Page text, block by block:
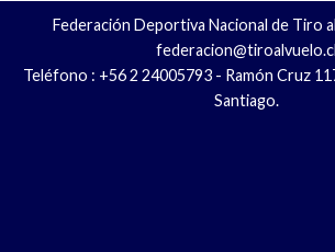
Federación Deportiva Nacional de Tiro
federacion@tiroalvuelo.cl
Teléfono : +56 2 24005793 - Ramón Cruz
Santiago.